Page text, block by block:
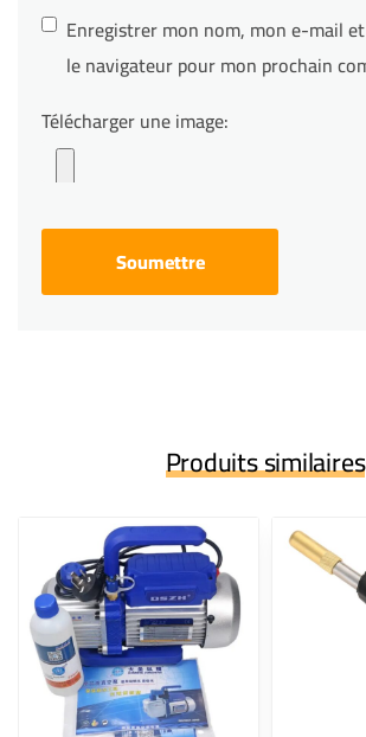
Enregistrer mon nom, mon e-mail
le navigateur pour mon prochain
Télécharger une image:
Produits similaires